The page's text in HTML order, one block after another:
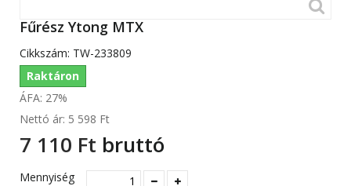
Fűrész Ytong MTX
Cikkszám: TW-233809
Raktáron
ÁFA: 27%
Nettó ár: 5 598 Ft‎
7 110 Ft‎ bruttó
Mennyiség